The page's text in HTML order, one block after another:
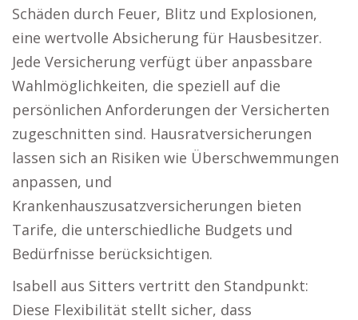
Schäden durch Feuer, Blitz und Explosionen,
eine wertvolle Absicherung für Hausbesitzer.
Jede Versicherung verfügt über anpassbare
Wahlmöglichkeiten, die speziell auf die
persönlichen Anforderungen der Versicherten
zugeschnitten sind. Hausratversicherungen
lassen sich an Risiken wie Überschwemmungen
anpassen, und
Krankenhauszusatzversicherungen bieten
Tarife, die unterschiedliche Budgets und
Bedürfnisse berücksichtigen.
Isabell aus Sitters vertritt den Standpunkt:
Diese Flexibilität stellt sicher, dass